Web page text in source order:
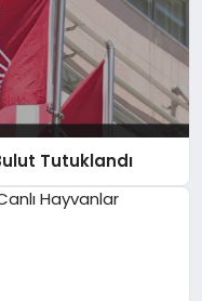
Tutuklandı